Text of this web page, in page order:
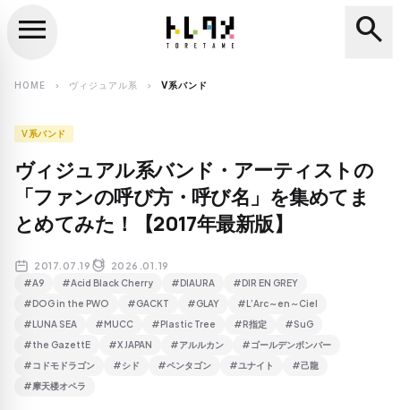
search
menu search
HOME chevron_right ヴィジュアル系 chevron_right V系バンド
V系バンド
ヴィジュアル系バンド・アーティストの
「ファンの呼び方・呼び名」を集めてま
とめてみた！【2017年最新版】
2017.07.19 2026.01.19
#A9 #Acid Black Cherry #DIAURA
#DIR EN GREY
#DOG in the PWO
#GACKT #GLAY
#L’Arc～en～Ciel
#LUNA SEA
#MUCC #Plastic Tree #R指定
#SuG
#the GazettE
#X JAPAN #アルルカン
#ゴールデンボンバー
#コドモドラゴン
#シド #ペンタゴン #ユナイト
#己龍
#摩天楼オペラ